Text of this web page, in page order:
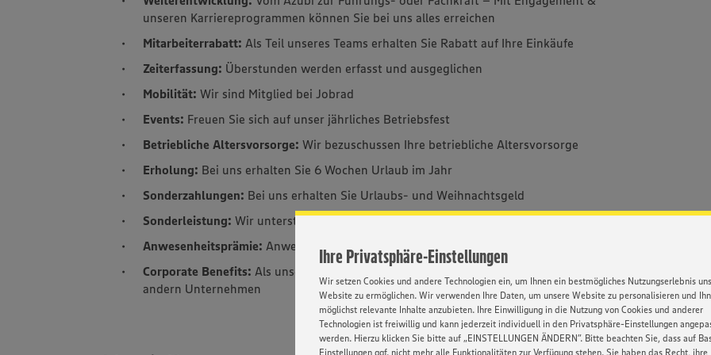
Ihre Privatsphäre-Einstellungen
Wir setzen Cookies und andere Technologien ein, um Ihnen ein bestmögliches Nutzungserlebnis
Website zu ermöglichen. Wir verwenden Ihre Daten, um unsere Website zu personalisieren und
möglichst relevante Inhalte anzubieten. Ihre Einwilligung in die Nutzung von Cookies und anderer
Technologien ist freiwillig und kann jederzeit individuell in den Privatsphäre-Einstellungen
werden. Hierzu klicken Sie bitte auf „EINSTELLUNGEN ÄNDERN”. Bitte beachten Sie, dass auf
Einstellungen ggf. nicht mehr alle Funktionalitäten zur Verfügung stehen. Sie haben das Recht, ihre
unseren Karriereprogrammen können Sie bei uns alles erreichen
Mitarbeiterrabatt: Als Teil unseres Teams erhalten Sie Rabatt auf Ihre Einkäufe
Zeiterfassung: Überstunden werden erfasst und ausgeglichen
Mobilität:Wir sind Mitglied bei Jobrad
Events: Freuen Sie sich auf unser jährliches Betriebsfest
Betriebliche Altersvorsorge:Wir bezuschussen Ihre betriebliche Altersvorsorge
Erholung: Bei uns erhalten Sie 6 Wochen Urlaub im Jahr
Sonderzahlungen: Bei uns erhalten Sie Urlaubs- und Weihnachtsgeld
Sonderleistung:Wir unterstützen Sie durch vermögenswirksame Leistungen
Anwesenheitsprämie: Anwesenheit wird in Form einer Anwesenheitsprämie belohnt
Corporate Benefits: Als unser Mitarbeiter erhalten Sie auch Vergünstigungen bei
andern Unternehmen